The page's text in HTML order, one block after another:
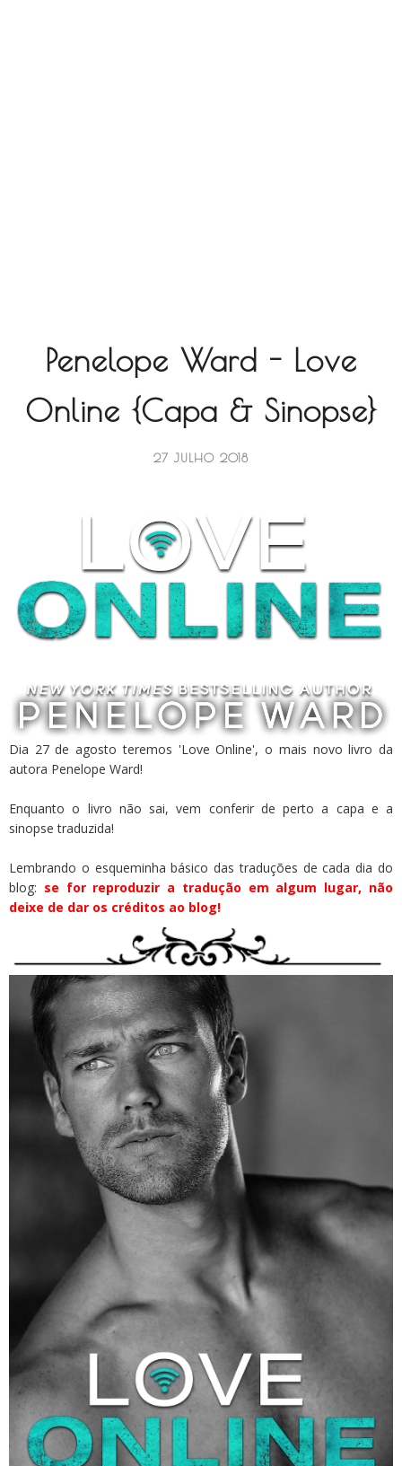
Penelope Ward - Love
Online {Capa & Sinopse}
27 JULHO 2018
Dia 27 de agosto teremos 'Love Online', o mais novo livro da
autora Penelope Ward!
Enquanto o livro não sai, vem conferir de perto a capa e a
sinopse traduzida!
Lembrando o esqueminha básico das traduções de cada dia do
blog: se for reproduzir a tradução em algum lugar, não
deixe de dar os créditos ao blog!